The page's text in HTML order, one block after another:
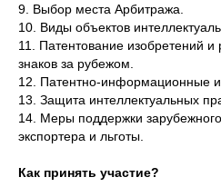
9. Выбор места Арбитража.
10. Виды объектов
11. Патентование изобретений и
знаков за рубежом.
12. Патентно-информационные
13. Защита интеллектуальных
14. Меры поддержки
экспортера и льготы.
Как принять участие?